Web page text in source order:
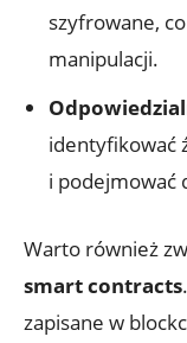
szyfrowane,
manipulacji.
identyfikować
i podejmować​
Warto również​
smart ⁣contracts
zapisane w